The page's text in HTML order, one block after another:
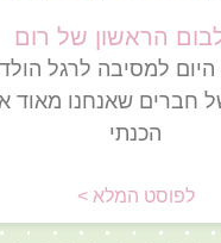
הראשון של רום
היום למסיבה לרגל
חברים שאנחנו מאוד
הכנתי
לפוסט המלא >